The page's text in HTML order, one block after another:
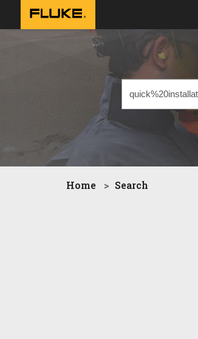
Home Search